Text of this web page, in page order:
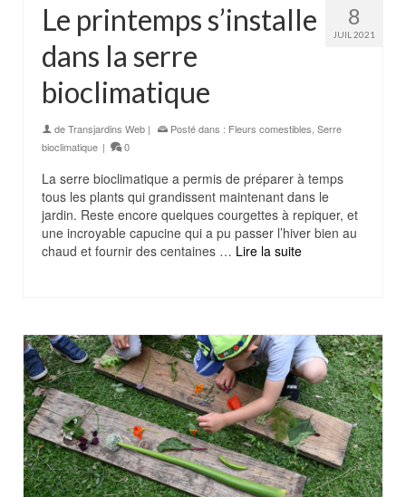
8
JUIL 2021
Le printemps s’installe
dans la serre
bioclimatique
deTransjardins Web | Posté dans : Fleurs comestibles Serre
bioclimatique | 0
La serre bioclimatique a permis de préparer à temps
tous les plants qui grandissent maintenant dans le
jardin. Reste encore quelques courgettes à repiquer, et
une incroyable capucine qui a pu passer l’hiver bien au
chaud et fournir des centaines … Lire la suite